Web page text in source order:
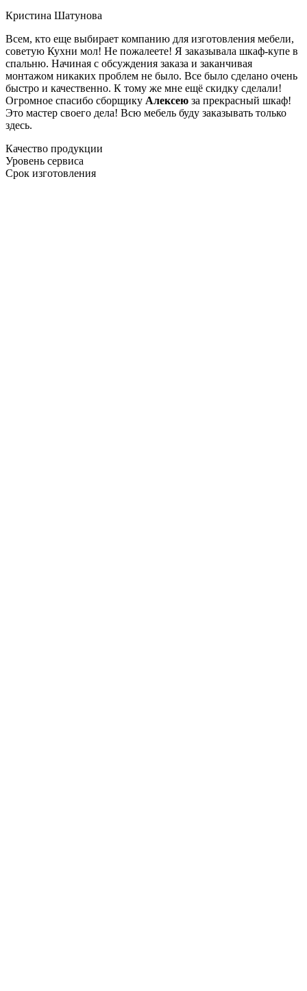
Кристина Шатунова
Всем, кто еще выбирает компанию для изготовления мебели,
советую Кухни мол! Не пожалеете! Я заказывала шкаф-купе в
спальню. Начиная с обсуждения заказа и заканчивая
монтажом никаких проблем не было. Все было сделано очень
быстро и качественно. К тому же мне ещё скидку сделали!
Огромное спасибо сборщику Алексею за прекрасный шкаф!
Это мастер своего дела! Всю мебель буду заказывать только
здесь.
Качество продукции
Уровень сервиса
Срок изготовления